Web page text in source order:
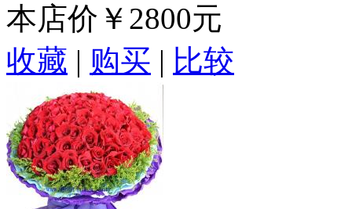
本店价 ￥2800元
收藏 | 购买 | 比较